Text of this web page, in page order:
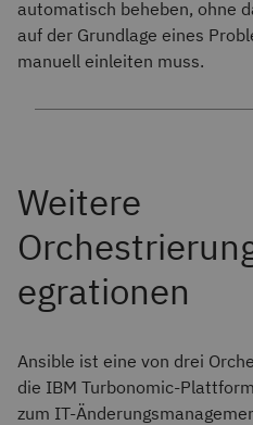
automatisch beheben, ohne
auf der Grundlage eines
manuell einleiten muss.
Ansible ist eine von drei
die IBM Turbonomic-
zum IT-